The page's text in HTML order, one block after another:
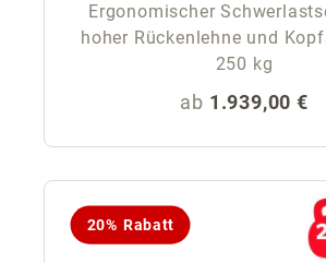
Ergonomischer
hoher Rückenlehne und
250 kg
Regulärer Preis:
ab 1.939,00 €
20% Rabatt